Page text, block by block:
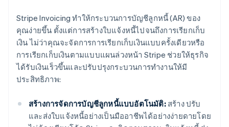
Stripe Invoicing ทำให้กระบวนการบัญชีลูกหนี้ (AR) ของ
คุณง่ายขึ้น ตั้งแต่การสร้างใบแจ้งหนี้ไปจนถึงการเรียกเก็บ
เงิน ไม่ว่าคุณจะจัดการการเรียกเก็บเงินแบบครั้งเดียวหรือ
การเรียกเก็บเงินตามแบบแผนล่วงหน้า Stripe ช่วยให้ธุรกิจ
ได้รับเงินเร็วขึ้นและปรับปรุงกระบวนการทำงานให้มี
ประสิทธิภาพ:
สร้างการจัดการบัญชีลูกหนี้แบบอัตโนมัติ:สร้าง ปรับ
และส่งใบแจ้งหนี้อย่างเป็นมืออาชีพได้อย่างง่ายดายโดย